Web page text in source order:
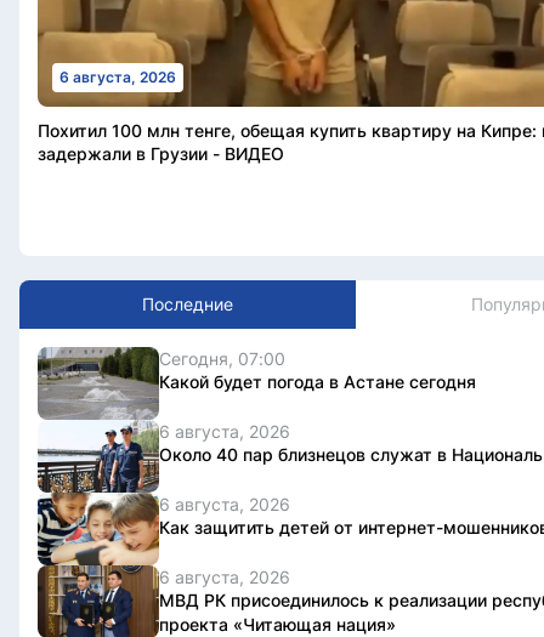
6 августа, 2026
Похитил 100 млн тенге, обещая купить квартиру на Кипре:
задержали в Грузии - ВИДЕО
Последние
Сегодня, 07:00
Какой будет погода в Астане сегодня
6 августа, 2026
Около 40 пар близнецов служат в
6 августа, 2026
Как защитить детей от интернет-
6 августа, 2026
МВД РК присоединилось к реализации
проекта «Читающая нация»